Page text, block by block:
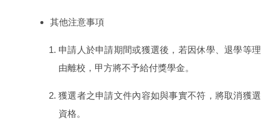
其他注意事項
申請人於申請期間或獲選後，若因休學、退學等理
由離校，甲方將不予給付獎學金。
獲選者之申請文件內容如與事實不符，將取消獲選
資格。